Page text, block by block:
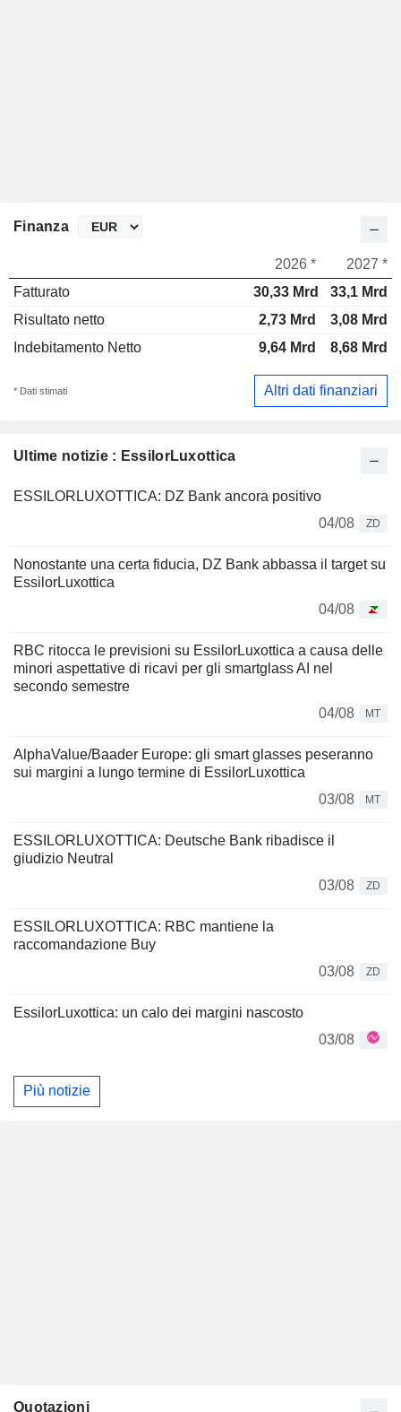
Ultime notizie : EssilorLuxottica
ESSILORLUXOTTICA: DZ Bank ancora positivo
04/08
ZD
Nonostante una certa fiducia, DZ Bank abbassa il target su
EssilorLuxottica
04/08
RBC ritocca le previsioni su EssilorLuxottica a causa delle
minori aspettative di ricavi per gli smartglass AI nel
secondo semestre
04/08
MT
AlphaValue/Baader Europe: gli smart glasses peseranno
sui margini a lungo termine di EssilorLuxottica
03/08
MT
ESSILORLUXOTTICA: Deutsche Bank ribadisce il
giudizio Neutral
03/08
ZD
ESSILORLUXOTTICA: RBC mantiene la
raccomandazione Buy
03/08
ZD
EssilorLuxottica: un calo dei margini nascosto
03/08
Più notizie
Finanza
2026 *
2027 *
Fatturato
30,33 Mrd
33,1 Mrd
Risultato netto
2,73 Mrd
3,08 Mrd
Indebitamento Netto
9,64 Mrd 8,68 Mrd
* Dati stimati Altri dati finanziari
Quotazioni